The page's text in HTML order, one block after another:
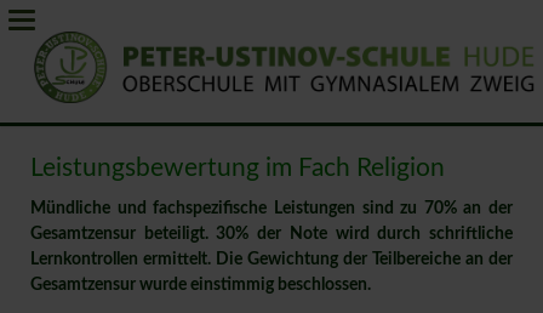
Leistungsbewertung im Fach Religion
Mündliche und fachspezifische Leistungen sind zu 70% an der
Gesamtzensur beteiligt. 30% der Note wird durch schriftliche
Lernkontrollen ermittelt. Die Gewichtung der Teilbereiche an der
Gesamtzensur wurde einstimmig beschlossen.